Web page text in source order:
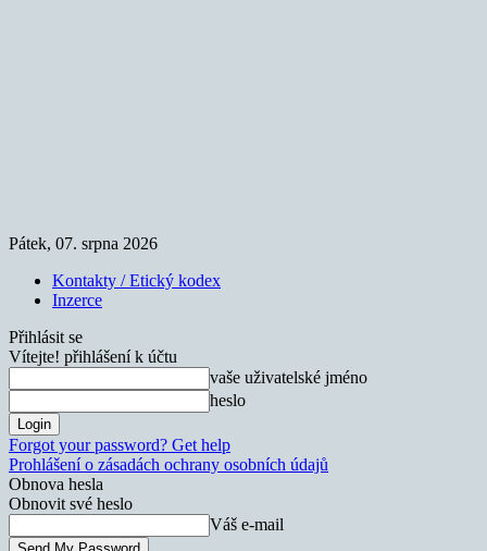
Pátek, 07. srpna 2026
Kontakty / Etický kodex
Inzerce
Přihlásit se
Vítejte! přihlášení k účtu
vaše uživatelské jméno
heslo
Forgot your password? Get help
Prohlášení o zásadách ochrany osobních údajů
Obnova hesla
Obnovit své heslo
Váš e-mail